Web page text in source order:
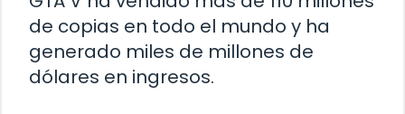
de copias en todo el mundo y ha
generado miles de millones de
dólares en ingresos.